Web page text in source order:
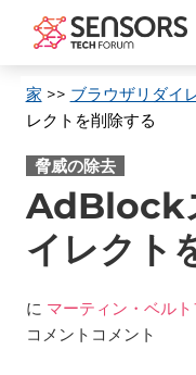
家 >> ブラウザリダイ
レクトを削除する
脅威の除去
AdBlock
イレクト
に マーティン・ベルト
コメントコメント